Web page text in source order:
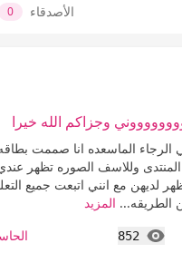
الأصدقاء 0
وجزاكم الله خيرا
الرجاء الماسعده انا صممت
وللاسف الصوره تظهر
لديهن مع انني اتبعت جميع
الطريقه... المزيد
852
المشاهدات